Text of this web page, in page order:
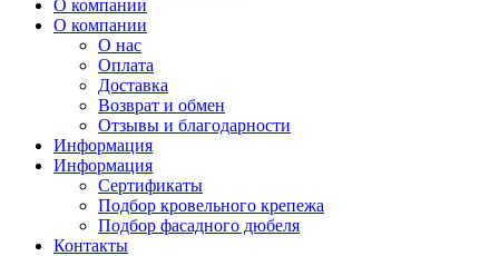
О компании
О компании
О нас
Оплата
Доставка
Возврат и обмен
Отзывы и благодарности
Информация
Информация
Сертификаты
Подбор кровельного крепежа
Подбор фасадного дюбеля
Контакты